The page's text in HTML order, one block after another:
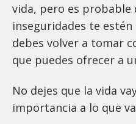
vida, pero es probable
inseguridades te
debes volver a tomar
que puedes ofrecer a
No dejes que la vida
importancia a lo que